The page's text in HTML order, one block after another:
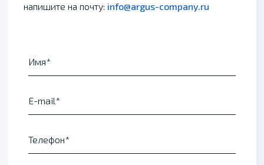
напишите на почту: info@argus-company.ru
Имя
E-mail
Телефон